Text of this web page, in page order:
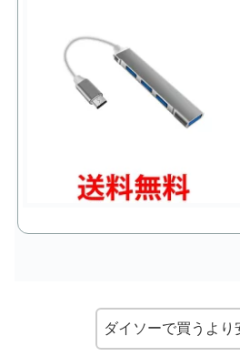
ダイソーで買うより